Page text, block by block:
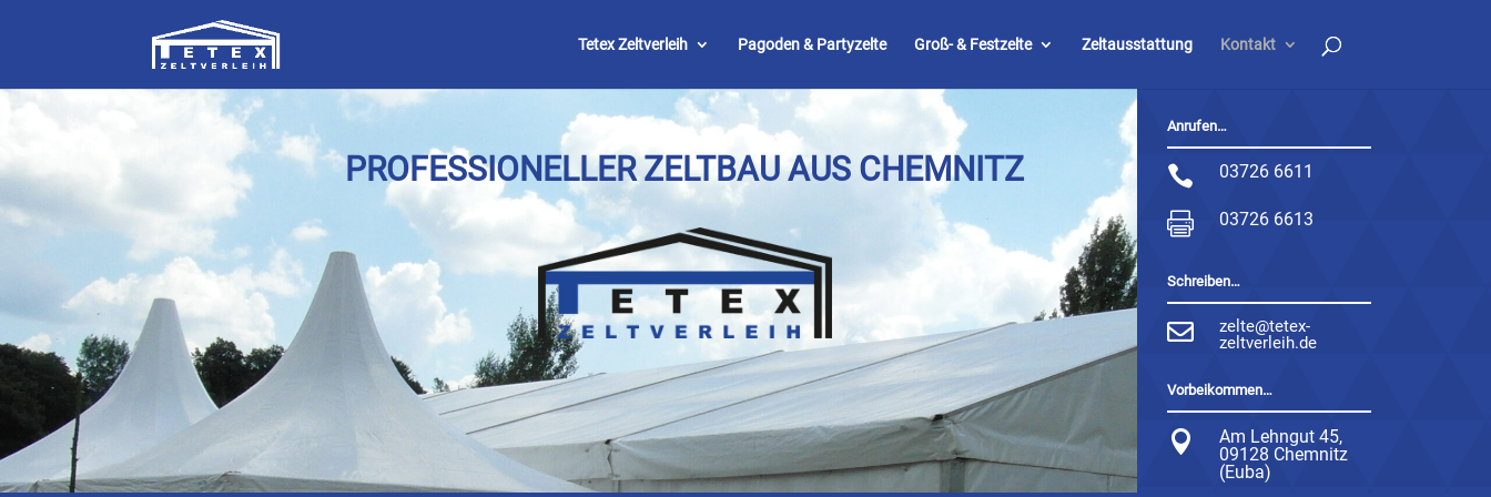
Tetex Zeltverleih Pagoden & Partyzelte Groß- & Festzelte Zeltausstattung Kontakt
PROFESSIONELLER ZELTBAU AUS CHEMNITZ
Anrufen…
 03726 6611
 03726 6613
Schreiben…

zelte@tetex-
zeltverleih.de
Vorbeikommen…

Am Lehngut 45,
09128 Chemnitz
(Euba)